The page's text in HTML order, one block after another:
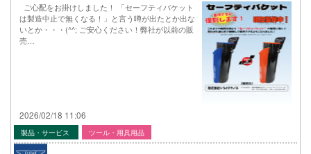
ご心配をお掛けしました！ 「セーフティバケット
は製造中止で無くなる！」と言う噂が出たとか出な
いとか・・・(^^; ご安心ください！弊社が以前の販
売…
2026/02/18 11:06
製品・サービス ツール・用具用品